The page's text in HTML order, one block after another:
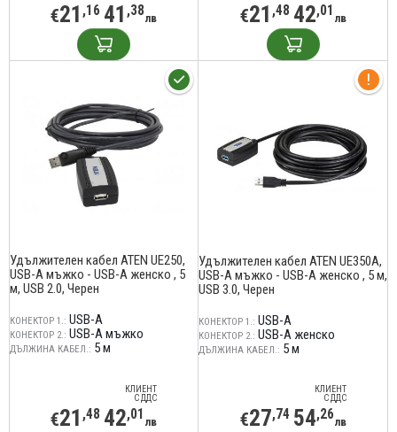
€21 ,16 41 ,38лв €21 ,48 42,01 лв
Удължителен кабел ATEN UE250,
USB-A мъжко - USB-A женско , 5
м, USB 2.0, Черен
КОНЕКТОР 1.: USB-A
КОНЕКТОР 2.: USB-A мъжко
ДЪЛЖИНА КАБЕЛ.: 5 м
КЛИЕНТ
С ДДС
€21 ,48 42,01 лв
Удължителен кабел ATEN UE350A,
USB-A мъжко - USB-A женско , 5 м,
USB 3.0, Черен
КОНЕКТОР 1.: USB-A
КОНЕКТОР 2.: USB-A женско
ДЪЛЖИНА КАБЕЛ.: 5 м
КЛИЕНТ
С ДДС
€27,74 54,26лв